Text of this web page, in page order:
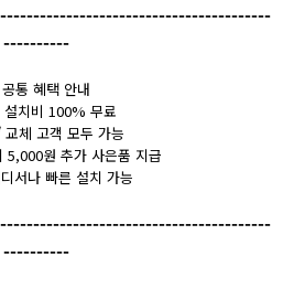
----------
통 혜택 안내
설치비 100% 무료
체 고객 모두 가능
5,000원 추가 사은품 지급
서나 빠른 설치 가능
----------